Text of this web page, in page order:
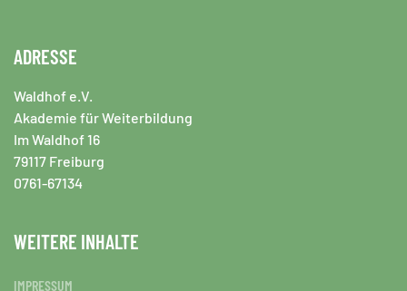
ADRESSE
Waldhof e.V.
Akademie für Weiterbildung
Im Waldhof 16
79117 Freiburg
0761-67134
WEITERE INHALTE
IMPRESSUM